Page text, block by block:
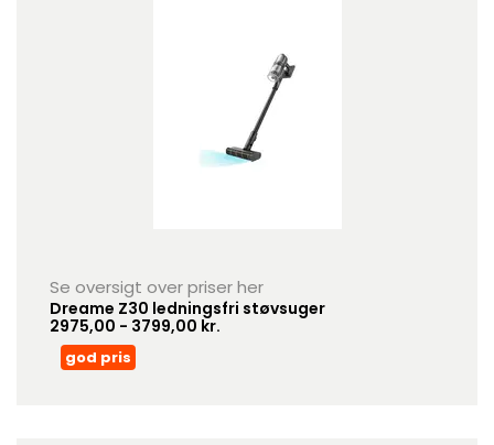
Se oversigt over priser her
Dreame Z30 ledningsfri støvsuger
2975,00 - 3799,00 kr.
god pris